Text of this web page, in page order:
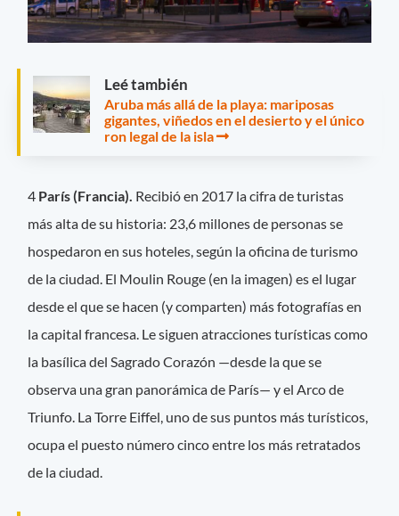
Leé también
Aruba más allá de la playa: mariposas
gigantes, viñedos en el desierto y el único
ron legal de la isla
4 París (Francia). Recibió en 2017 la cifra de turistas
más alta de su historia: 23,6 millones de personas se
hospedaron en sus hoteles, según la oficina de turismo
de la ciudad. El Moulin Rouge (en la imagen) es el lugar
desde el que se hacen (y comparten) más fotografías en
la capital francesa. Le siguen atracciones turísticas como
la basílica del Sagrado Corazón —desde la que se
observa una gran panorámica de París— y el Arco de
Triunfo. La Torre Eiffel, uno de sus puntos más turísticos,
ocupa el puesto número cinco entre los más retratados
de la ciudad.